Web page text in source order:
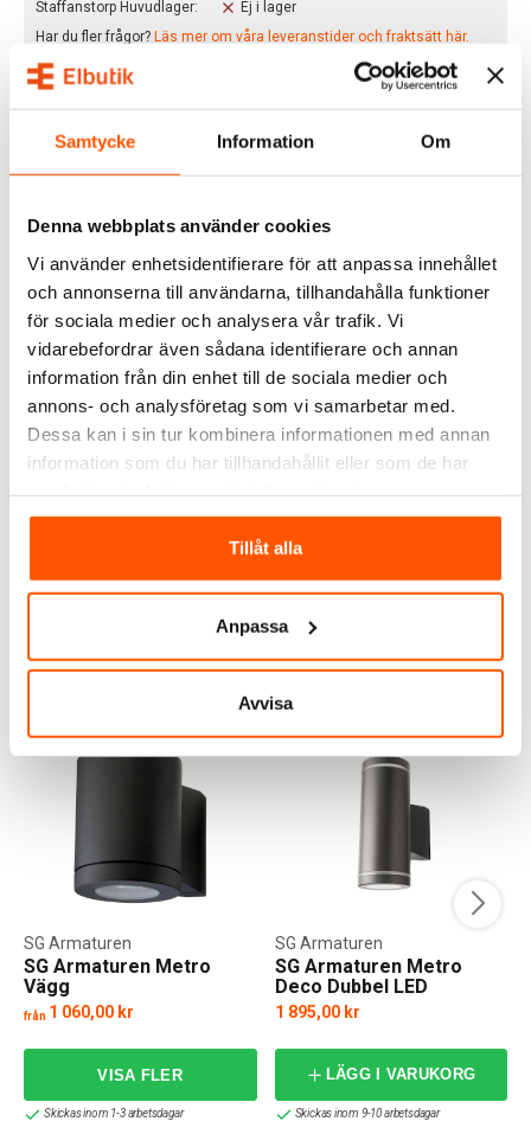
Samtycke Information Om
Denna webbplats använder cookies
Vi använder enhetsidentifierare för att anpassa innehållet
och annonserna till användarna, tillhandahålla funktioner
för sociala medier och analysera vår trafik. Vi
vidarebefordrar även sådana identifierare och annan
information från din enhet till de sociala medier och
annons- och analysföretag som vi samarbetar med.
Dessa kan i sin tur kombinera informationen med annan
information som du har tillhandahållit eller som de har
Tillåt alla
Anpassa
Avvisa
Staffanstorp Huvudlager:
Ej i lager
Har du fler frågor? Läs mer om våra leveranstider och fraktsätt här.
SG Armaturen Metro 2 Väggär en väggarmatur ur en
populär armaturserie med ett tilltalande formspråk. Dess
offentlig miljö. Materialet som SG Armaturen Metro 2 Vägg
är tillverkad i är aluminium som har pulverlackerats och
behandlats mot korrosion för att klara vårt nordiska klimat.
Smidigt montage med snabbkopplingsplint för 4mm² med
dragavlastning.
SPECIFIKATIONER
DOKUMENT
OMDÖMEN
ALTERNATIVA PRODUKTER
SG Armaturen Metro
Vägg
SG Armaturen
från 1 060,00 kr
Skickas inom 1-3 arbetsdagar
SG Armaturen Metro
Deco Dubbel LED
Väggarmatur
SG Armaturen
1 895,00 kr
LÄGG I VARUKORG
Skickas inom 9-10 arbetsdagar